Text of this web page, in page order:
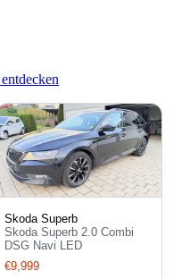
Skoda Superb
Skoda Superb 2.0 Combi
DSG Navi LED
€9,999